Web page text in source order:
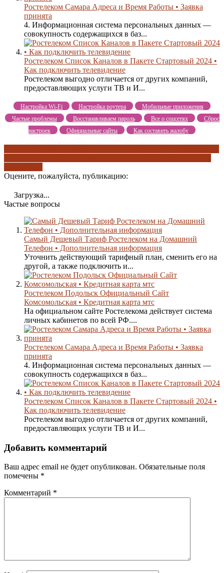
Ростелеком Самара Адреса и Время Работы • Заявка
принята
4. Информационная система персональных данных —
совокупность содержащихся в баз...
Ростелеком Список Каналов в Пакете Стартовый 2024 •
Как подключить телевидение
Ростелеком выгодно отличается от других компаний,
предоставляющих услуги ТВ и И...
Настройка Wi-Fi Настройка роутера
Мобильные приложения
Частые проблемы
Восстанавливаем пароль Все о соцсетях
Сброс
настроек
Официальные сайты Как составить жалобу
Оцените, пожалуйста, публикацию:
Загрузка...
Частые вопросы
Самый Дешевый Тариф Ростелеком на Домашний
Телефон • Дополнительная информация
Уточнить действующий тарифный план, сменить его на
другой, а также подключить и...
Ростелеком Подольск Официальный Сайт
Комсомольская • Кредитная карта мтс
На официальном сайте Ростелекома действует система
личных кабинетов по всей РФ....
Ростелеком Самара Адреса и Время Работы • Заявка
принята
4. Информационная система персональных данных —
совокупность содержащихся в баз...
Ростелеком Список Каналов в Пакете Стартовый 2024 •
Как подключить телевидение
Ростелеком выгодно отличается от других компаний,
предоставляющих услуги ТВ и И...
Добавить комментарий
Ваш адрес email не будет опубликован. Обязательные поля
помечены *
Комментарий *